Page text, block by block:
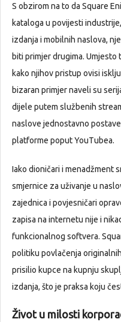
S obzirom na to da Square
kataloga u povijesti
izdanja i mobilnih naslova,
biti primjer drugima. Umjesto
kako njihov pristup ovisi
bizaran primjer naveli su
dijele putem službenih
naslove jednostavno
platforme poput YouTubea.
Iako dioničari i menadžment
smjernice za uživanje u
zajednica i povjesničari
zapisa na internetu nije i
funkcionalnog softvera.
politiku povlačenja
prisilio kupce na kupnju
izdanja, što je praksa koju
Život u milosti